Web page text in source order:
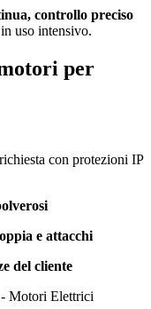
controllo preciso
uso intensivo.
per
con protezioni IP
e attacchi
del cliente